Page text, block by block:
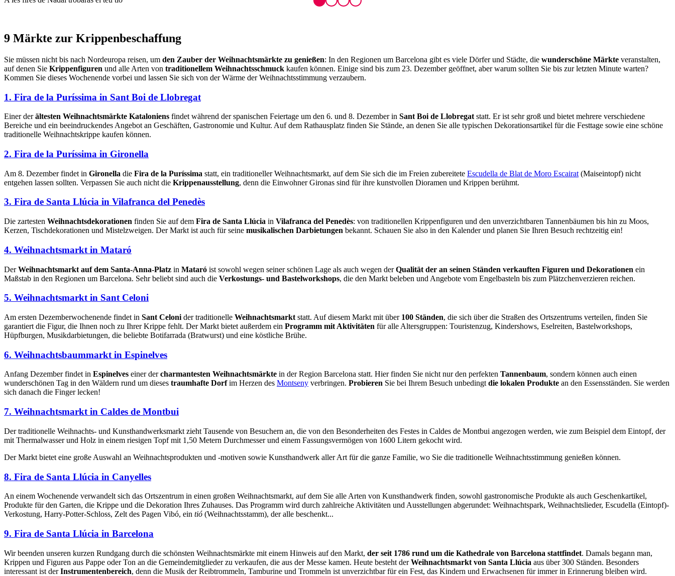
9 Märkte zur Krippenbeschaffung
Sie müssen nicht bis nach Nordeuropa reisen, um den Zauber der Weihnachtsmärkte zu genießen: In den Regionen um Barcelona gibt es viele Dörfer und Städte, die wunderschöne Märkte veranstalten,
auf denen Sie Krippenfiguren und alle Arten von traditionellem Weihnachtsschmuck kaufen können. Einige sind bis zum 23. Dezember geöffnet, aber warum sollten Sie bis zur letzten Minute warten?
Kommen Sie dieses Wochenende vorbei und lassen Sie sich von der Wärme der Weihnachtsstimmung verzaubern.
1. Fira de la Puríssima in Sant Boi de Llobregat
Einer derältesten Weihnachtsmärkte Kataloniens findet während der spanischen Feiertage um den 6. und 8. Dezember in Sant Boi de Llobregat statt. Er ist sehr groß und bietet mehrere verschiedene
Bereiche und ein beeindruckendes Angebot an Geschäften, Gastronomie und Kultur. Auf dem Rathausplatz finden Sie Stände, an denen Sie alle typischen Dekorationsartikel für die Festtage sowie eine schöne
traditionelle Weihnachtskrippe kaufen können.
2. Fira de la Puríssima in Gironella
Am 8. Dezember findet in Gironella die Fira de la Puríssima statt, ein traditioneller Weihnachtsmarkt, auf dem Sie sich die im Freien zubereitete Escudella de Blat de Moro Escairat (Maiseintopf) nicht
entgehen lassen sollten. Verpassen Sie auch nicht die Krippenausstellung, denn die Einwohner Gironas sind für ihre kunstvollen Dioramen und Krippen berühmt.
3. Fira de Santa Llúcia in Vilafranca del Penedès
Die zartesten Weihnachtsdekorationen finden Sie auf dem Fira de Santa Llúcia in Vilafranca del Penedès: von traditionellen Krippenfiguren und den unverzichtbaren Tannenbäumen bis hin zu Moos,
Kerzen, Tischdekorationen und Mistelzweigen. Der Markt ist auch für seine musikalischen Darbietungen bekannt. Schauen Sie also in den Kalender und planen Sie Ihren Besuch rechtzeitig ein!
4. Weihnachtsmarkt in Mataró
DerWeihnachtsmarkt auf dem Santa-Anna-Platz in Mataró ist sowohl wegen seiner schönen Lage als auch wegen derQualität der an seinen Ständen verkauften Figuren und Dekorationen ein
Maßstab in den Regionen um Barcelona. Sehr beliebt sind auch die Verkostungs- und Bastelworkshops, die den Markt beleben und Angebote vom Engelbasteln bis zum Plätzchenverzieren reichen.
5. Weihnachtsmarkt in Sant Celoni
Am ersten Dezemberwochenende findet in Sant Celoni der traditionelle Weihnachtsmarkt statt. Auf diesem Markt mit über 100 Ständen, die sich über die Straßen des Ortszentrums verteilen, finden Sie
garantiert die Figur, die Ihnen noch zu Ihrer Krippe fehlt. Der Markt bietet außerdem ein Programm mit Aktivitäten für alle Altersgruppen: Touristenzug, Kindershows, Eselreiten, Bastelworkshops,
Hüpfburgen, Musikdarbietungen, die beliebte Botifarrada (Bratwurst) und eine köstliche Brühe.
6. Weihnachtsbaummarkt in Espinelves
Anfang Dezember findet in Espinelves einer dercharmantesten Weihnachtsmärkte in der Region Barcelona statt. Hier finden Sie nicht nur den perfekten Tannenbaum, sondern können auch einen
wunderschönen Tag in den Wäldern rund um dieses traumhafte Dorfim Herzen des Montseny verbringen. Probieren Sie bei Ihrem Besuch unbedingtdie lokalen Produkte an den Essensständen. Sie werden
sich danach die Finger lecken!
7. Weihnachtsmarkt in Caldes de Montbui
Der traditionelle Weihnachts- und Kunsthandwerksmarkt zieht Tausende von Besuchern an, die von den Besonderheiten des Festes in Caldes de Montbui angezogen werden, wie zum Beispiel dem Eintopf, der
mit Thermalwasser und Holz in einem riesigen Topf mit 1,50 Metern Durchmesser und einem Fassungsvermögen von 1600 Litern gekocht wird.
Der Markt bietet eine große Auswahl an Weihnachtsprodukten und -motiven sowie Kunsthandwerk aller Art für die ganze Familie, wo Sie die traditionelle Weihnachtsstimmung genießen können.
8. Fira de Santa Llúcia in Canyelles
An einem Wochenende verwandelt sich das Ortszentrum in einen großen Weihnachtsmarkt, auf dem Sie alle Arten von Kunsthandwerk finden, sowohl gastronomische Produkte als auch Geschenkartikel,
Produkte für den Garten, die Krippe und die Dekoration Ihres Zuhauses. Das Programm wird durch zahlreiche Aktivitäten und Ausstellungen abgerundet: Weihnachtspark, Weihnachtslieder, Escudella (Eintopf)-
Verkostung, Harry-Potter-Schloss, Zelt des Pagen Vibó, ein tió (Weihnachtsstamm), der alle beschenkt...
9. Fira de Santa Llúcia in Barcelona
Wir beenden unseren kurzen Rundgang durch die schönsten Weihnachtsmärkte mit einem Hinweis auf den Markt, der seit 1786 rund um die Kathedrale von Barcelona stattfindet. Damals begann man,
Krippen und Figuren aus Pappe oder Ton an die Gemeindemitglieder zu verkaufen, die aus der Messe kamen. Heute besteht derWeihnachtsmarkt von Santa Llúcia aus über 300 Ständen. Besonders
interessant ist derInstrumentenbereich, denn die Musik der Reibtrommeln, Tamburine und Trommeln ist unverzichtbar für ein Fest, das Kindern und Erwachsenen für immer in Erinnerung bleiben wird.